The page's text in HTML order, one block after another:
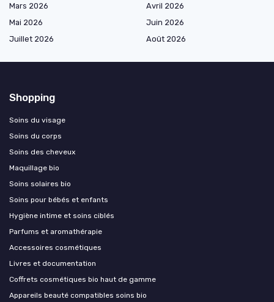
Mars 2026
Avril 2026
Mai 2026
Juin 2026
Juillet 2026
Août 2026
Shopping
Soins du visage
Soins du corps
Soins des cheveux
Maquillage bio
Soins solaires bio
Soins pour bébés et enfants
Hygiène intime et soins ciblés
Parfums et aromathérapie
Accessoires cosmétiques
Livres et documentation
Coffrets cosmétiques bio haut de gamme
Appareils beauté compatibles soins bio